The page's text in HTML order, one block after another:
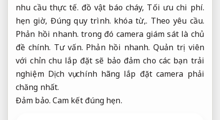
nhu cầu thực tế. đồ vật báo cháy, Tối ưu chi phí.
hẹn giờ, Đúng quy trình. khóa từ,. Theo yêu cầu.
Phản hồi nhanh. trong đó camera giám sát là chủ
đề chính. Tư vấn. Phản hồi nhanh. Quản trị viên
với chỉn chu lắp đặt sẽ bảo đảm cho các bạn trải
nghiệm Dịch vụ chính hãng lắp đặt camera phải
chăng nhất.
Đảm bảo. Cam kết đúng hẹn.